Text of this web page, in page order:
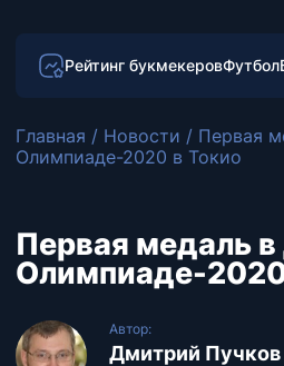
Рейтинг букмекеровФутбол
Главная / Новости / Первая
Олимпиаде-2020 в Токио
Первая медаль
Олимпиаде-
Автор:
Дмитрий Пучков